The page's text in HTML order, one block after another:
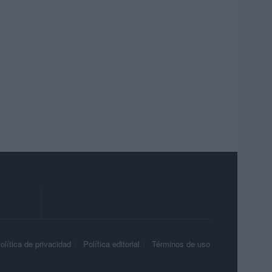
de privacidad Política editorial Términos de uso